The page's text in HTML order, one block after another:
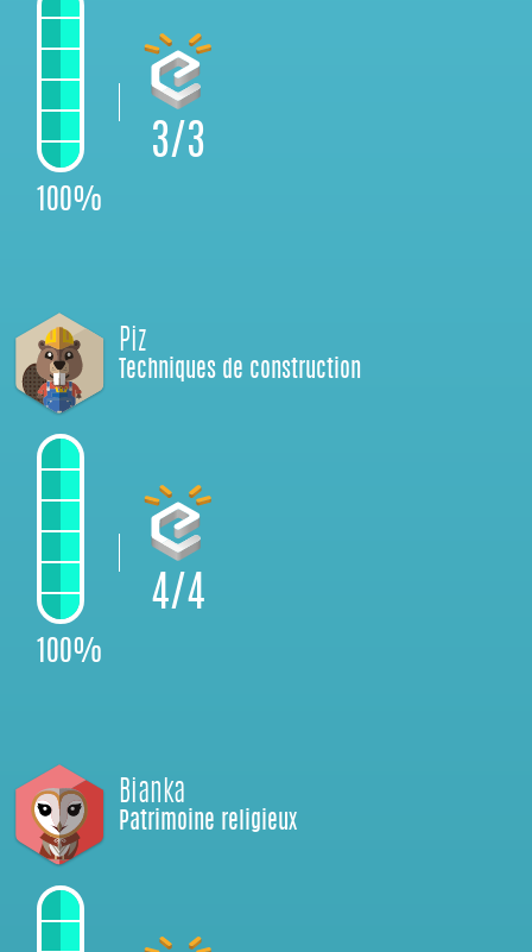
100%
3/3
Piz
Techniques de construction
100%
4/4
Bianka
Patrimoine religieux